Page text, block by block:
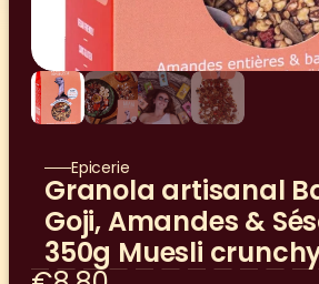
Epicerie
Granola artisanal
Goji, Amandes &
350g Muesli